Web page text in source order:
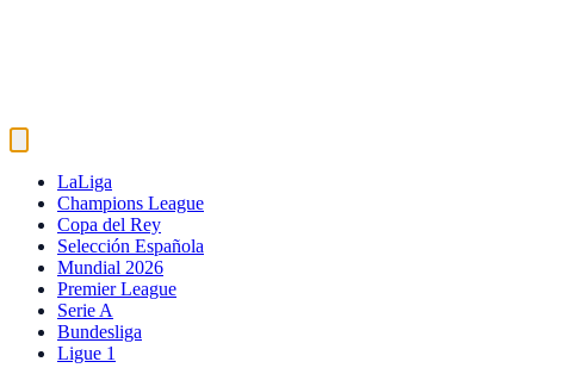
LaLiga
Champions League
Copa del Rey
Selección Española
Mundial 2026
Premier League
Serie A
Bundesliga
Ligue 1